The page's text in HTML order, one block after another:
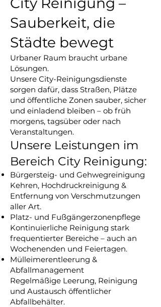
Sauberkeit, die
Städte bewegt
Urbaner Raum braucht urbane
Lösungen.
Unsere City-Reinigungsdienste
sorgen dafür, dass Straßen, Plätze
und öffentliche Zonen sauber, sicher
und einladend bleiben – ob früh
morgens, tagsüber oder nach
Veranstaltungen.
Unsere Leistungen im
Bereich City Reinigung:
Bürgersteig- und Gehwegreinigung
Kehren, Hochdruckreinigung &
Entfernung von Verschmutzungen
aller Art.
Platz- und Fußgängerzonenpflege
Kontinuierliche Reinigung stark
frequentierter Bereiche – auch an
Wochenenden und Feiertagen.
Mülleimerentleerung &
Abfallmanagement
Regelmäßige Leerung, Reinigung
und Austausch öffentlicher
Abfallbehälter.